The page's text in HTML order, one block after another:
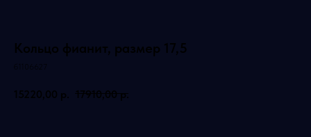
Кольцо фианит, размер 17,5
15220,00 р. 17910,00 р.